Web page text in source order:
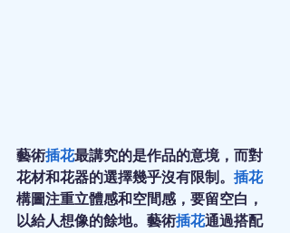
藝術插花最講究的是作品的意境，而對
花材和花器的選擇幾乎沒有限制。 插花
構圖注重立體感和空間感，要留空白，
以給人想像的餘地。藝術插花通過搭配